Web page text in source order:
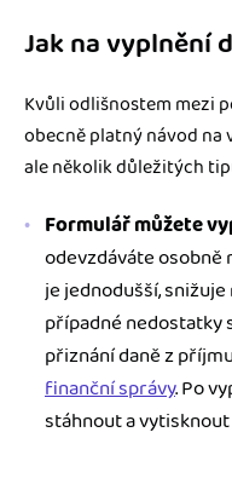
Jak na vyplnění
Kvůli odlišnostem mezi
obecně platný návod na
ale několik důležitých
Formulář můžete
odevzdáváte
je jednodušší,
případné nedostatky
přiznání daně z
finanční správy. Po
stáhnout a